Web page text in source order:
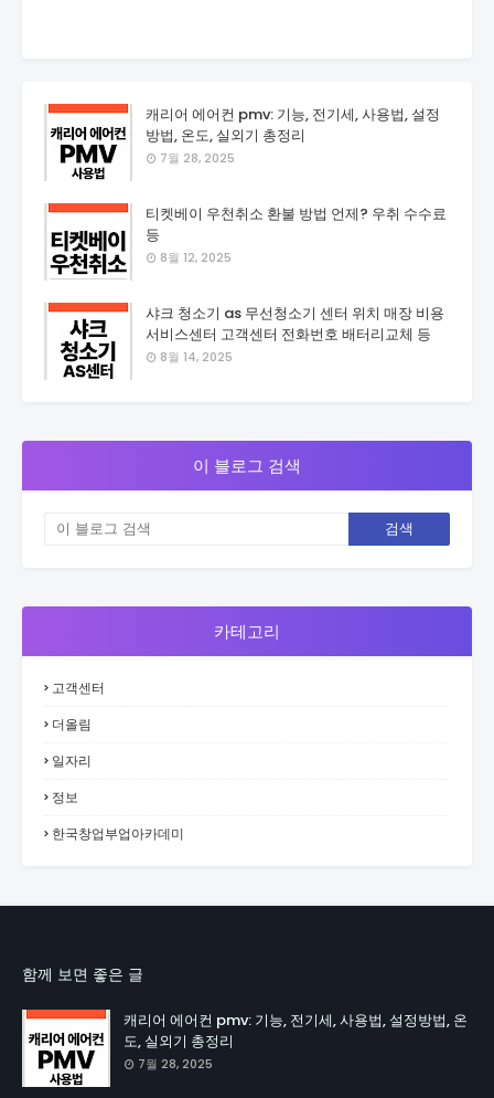
캐리어 에어컨 pmv: 기능, 전기세, 사용법, 설정
방법, 온도, 실외기 총정리
7월 28, 2025
티켓베이 우천취소 환불 방법 언제? 우취 수수료
등
8월 12, 2025
샤크 청소기 as 무선청소기 센터 위치 매장 비용
서비스센터 고객센터 전화번호 배터리교체 등
8월 14, 2025
이 블로그 검색
카테고리
고객센터
더올림
일자리
정보
한국창업부업아카데미
함께 보면 좋은 글
캐리어 에어컨 pmv: 기능, 전기세, 사용법, 설정방법, 온
도, 실외기 총정리
7월 28, 2025